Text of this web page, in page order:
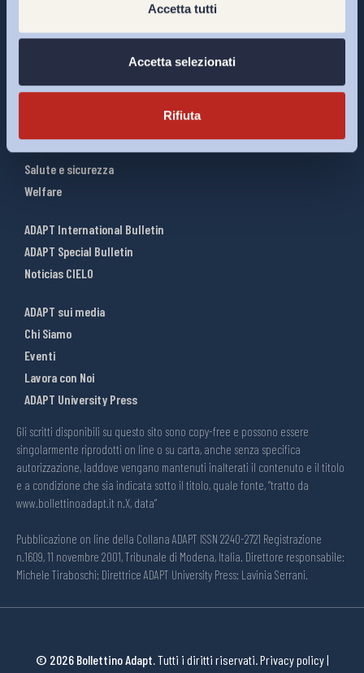
Accetta tutti
Accetta selezionati
Rifiuta
Salute e sicurezza
Welfare
ADAPT International Bulletin
ADAPT Special Bulletin
Noticias CIELO
ADAPT sui media
Chi Siamo
Eventi
Lavora con Noi
ADAPT University Press
Gli scritti disponibili su questo sito sono copy-free e possono essere
singolarmente riprodotti on line o su carta, anche senza specifica
autorizzazione, laddove vengano mantenuti inalterati il contenuto e il titolo
e a condizione che sia indicata sotto il titolo, quale fonte, “tratto da
www.bollettinoadapt.it n.X, data“
Pubblicazione on line della Collana ADAPT ISSN 2240-2721 Registrazione
n.1609, 11 novembre 2001, Tribunale di Modena, Italia. Direttore responsabile:
Michele Tiraboschi; Direttrice ADAPT University Press: Lavinia Serrani.
© 2026 Bollettino Adapt.Tutti i diritti riservati.Privacy policy|